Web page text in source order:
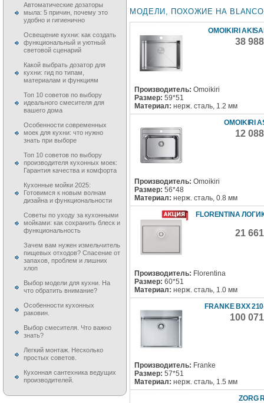
МОДЕЛИ, ПОХОЖИЕ НА BLANCO
OMOIKIRI
38
Производитель: Omoikiri
Размер: 59*51
Материал: нерж. сталь, 1.2 мм
OMOIKIRI
12
Производитель: Omoikiri
Размер: 56*48
Материал: нерж. сталь, 0.8 мм
FLORENTINA
21
Производитель: Florentina
Размер: 60*51
Материал: нерж. сталь, 1.0 мм
FRANKE BXX
100
Производитель: Franke
Размер: 57*51
Материал: нерж. сталь, 1.5 мм
ZORG
Автоматические дозаторы
мыла: 5 причин, почему это
удобно и гигиенично
Освещение кухни: как создать
функциональный и уютный
световой сценарий
Какой выбрать дозатор для
кухни: гид по типам,
материалам и функциям
Топ 10 советов по выбору
идеального смесителя для
вашего дома
Особенности современных
моек для кухни: что нужно
знать при выборе
Топ 10 советов по выбору
производителя кухонных моек:
Гарантия качества и комфорта
Кухонные мойки 2025:
Готовимся к новым волнам
дизайна и функциональности
Советы по уходу за кухонными
мойками: как сохранить блеск и
функциональность
Зачем вам нужен измельчитель
пищевых отходов? Спасение от
запахов, проблем и лишних
хлоп
Выбор модели для кухни. На
что обратить внимание?
Особенности кухонных
раковин.
Выбор смесителя. Что важно
знать?
Легкий монтаж. Несколько
простых советов.
Кухонная сантехника ведущих
производителей.